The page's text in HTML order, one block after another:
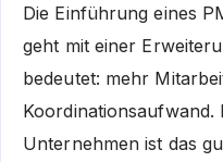
Die Einführung eines
geht mit einer
bedeutet: mehr
Koordinationsaufwand.
Unternehmen ist das